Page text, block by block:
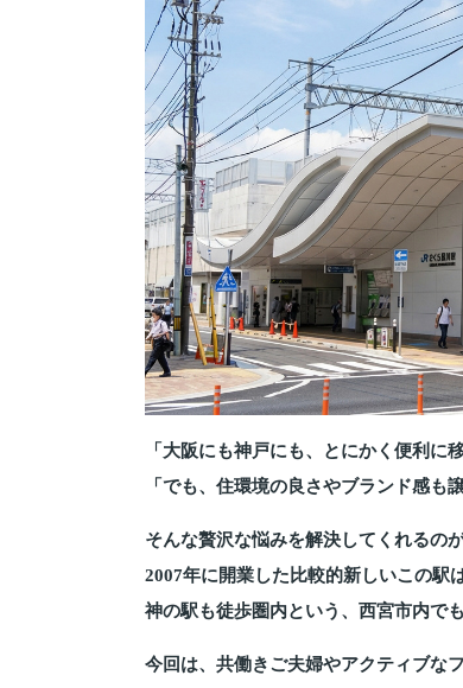
「大阪にも神戸にも、とにかく便利に
「でも、住環境の良さやブランド感も
そんな贅沢な悩みを解決してくれるのが
2007年に開業した比較的新しいこの駅
神の駅も徒歩圏内という、西宮市内で
今回は、共働きご夫婦やアクティブな